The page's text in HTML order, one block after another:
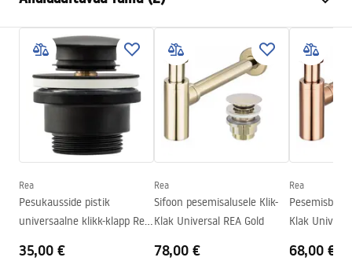
Materjal
Värv
Must/Kuldne, Muster
Lõpeta
Läikiv
Pikkus
600mm
Laius
405
Kõrgus
Sügavus
Kuju
Kraani auk
Ei
Kokkupaneku juhised
Basin.pdf
Warranty_Terms_and_Conditions_Basins_-_5.pdf
Rea
Pesukausside pistik
universaalne klikk-klapp Rea
35,00 €
Rea
Sifoon pesemisalusele Klik-
Klak Universal REA Gold
78,00 €
Rea
Klak
68,00 €